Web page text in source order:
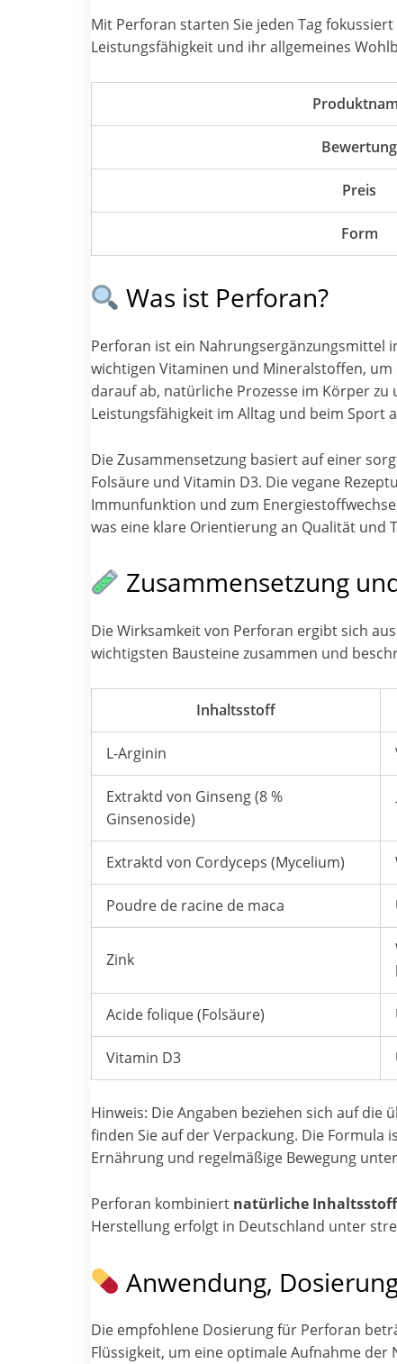
Mit Perforan starten Sie jeden Tag
Leistungsfähigkeit und ihr allgemeines
Bewertung
Preis
Form
Was ist Perforan?
Perforan ist ein Nahrungsergänzungsmittel
wichtigen Vitaminen und Mineralstoffen,
darauf ab, natürliche Prozesse im Körper
Leistungsfähigkeit im Alltag und beim Sport
Die Zusammensetzung basiert auf einer
Folsäure und Vitamin D3. Die vegane
Immunfunktion und zum
was eine klare Orientierung an Qualität und
Zusammensetzung
Die Wirksamkeit von Perforan ergibt sich
wichtigsten Bausteine zusammen und
Inhaltsstoff
L-Arginin
Extraktd von Ginseng (8 %
Ginsenoside)
Extraktd von Cordyceps (Mycelium)
Poudre de racine de maca
Zink
Acide folique (Folsäure)
Vitamin D3
Hinweis: Die Angaben beziehen sich auf die
finden Sie auf der Verpackung. Die
Ernährung und regelmäßige Bewegung
Perforan kombiniert natürliche
Herstellung erfolgt in Deutschland unter
Anwendung,
Die empfohlene Dosierung für Perforan
Flüssigkeit, um eine optimale Aufnahme